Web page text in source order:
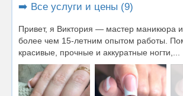
➡️ Все услуги и цены (9)
Привет, я Виктория — мастер маникюра
более чем 15-летним опытом работы.
красивые, прочные и аккуратные ногти,...